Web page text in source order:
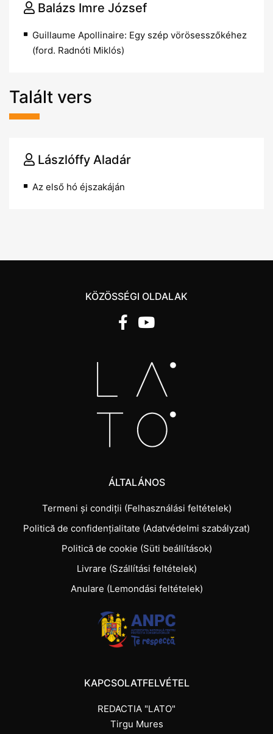
Balázs Imre József
Guillaume Apollinaire: Egy szép vörösesszőkéhez
(ford. Radnóti Miklós)
Talált vers
Lászlóffy Aladár
Az első hó éjszakáján
KÖZÖSSÉGI OLDALAK
ÁLTALÁNOS
Termeni și condiții (Felhasználási feltételek)
Politică de confidențialitate (Adatvédelmi szabályzat)
Politică de cookie (Süti beállítások)
Livrare (Szállítási feltételek)
Anulare (Lemondási feltételek)
KAPCSOLATFELVÉTEL
REDACTIA "LATO"
Tirgu Mures